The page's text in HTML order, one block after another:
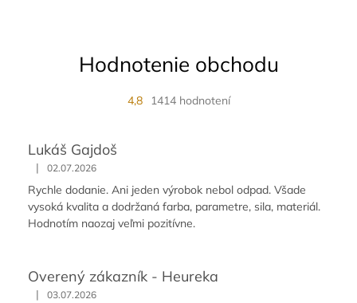
Hodnotenie obchodu
4,8 1414 hodnotení
Lukáš Gajdoš
| 02.07.2026
Rychle dodanie. Ani jeden výrobok nebol odpad. Všade
vysoká kvalita a dodržaná farba, parametre, sila, materiál.
Hodnotím naozaj veľmi pozitívne.
Overený zákazník - Heureka
| 03.07.2026